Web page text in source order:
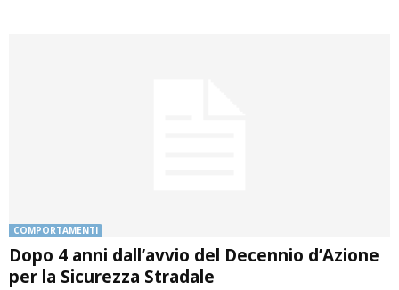
COMPORTAMENTI
Dopo 4 anni dall’avvio del Decennio d’Azione
per la Sicurezza Stradale